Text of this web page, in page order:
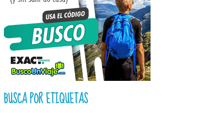
BUSCA POR ETIQUETAS